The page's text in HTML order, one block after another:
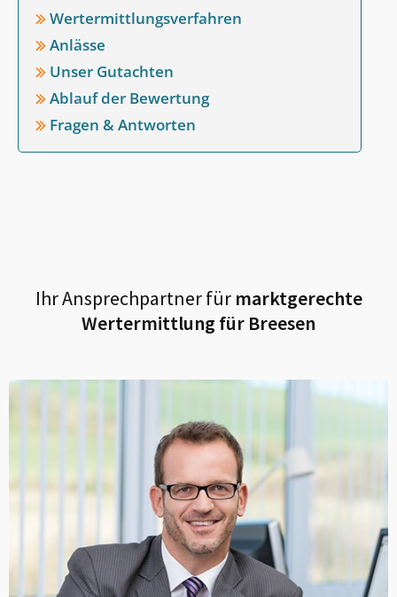
Wertermittlungsverfahren
Anlässe
Unser Gutachten
Ablauf der Bewertung
Fragen & Antworten
Ihr Ansprechpartner fürmarktgerechte
Wertermittlung für Breesen